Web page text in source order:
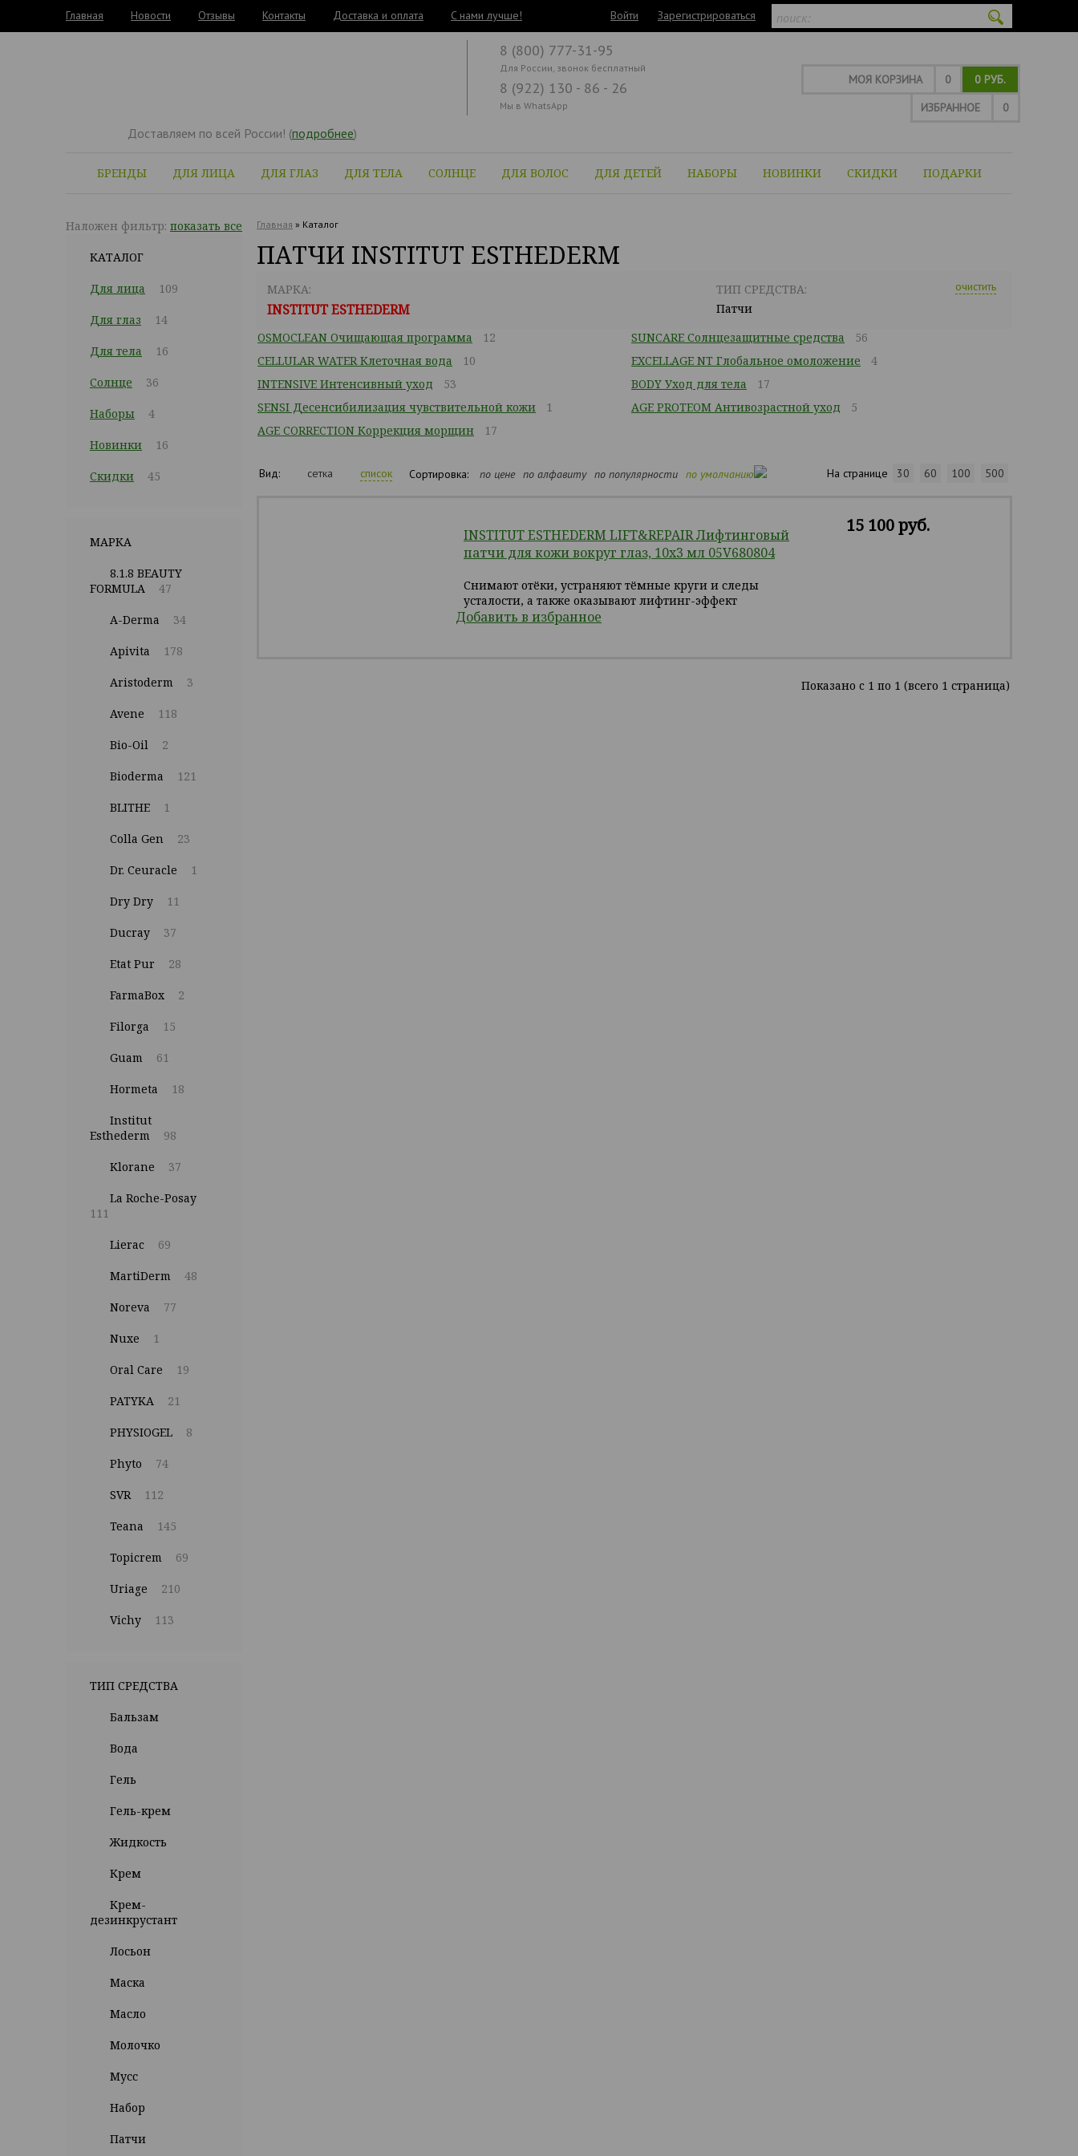
Главная Новости Отзывы Контакты Доставка и оплата C нами лучше! Войти Зарегистрироваться
Доставляем по всей России! (подробнее)
МОЯ КОРЗИНА 0
0 РУБ.
ИЗБРАННОЕ
0
БРЕНДЫ ДЛЯ ЛИЦА ДЛЯ ГЛАЗ ДЛЯ ТЕЛА СОЛНЦЕ ДЛЯ ВОЛОС ДЛЯ ДЕТЕЙ НАБОРЫ НОВИНКИ СКИДКИ ПОДАРКИ
8 (800) 777-31-95
Для России, звонок бесплатный
8 (922) 130 - 86 - 26
Мы в WhatsApp
Наложен фильтр: показать все
КАТАЛОГ
Для лица 109
Для глаз 14
Для тела 16
Солнце 36
Наборы 4
Новинки 16
Скидки 45
МАРКА
8.1.8 BEAUTY
FORMULA
47
A-Derma 34
Apivita 178
Aristoderm 3
Avene 118
Bio-Oil 2
Bioderma 121
BLITHE 1
Colla Gen 23
Dr. Ceuracle 1
Dry Dry 11
Ducray 37
Etat Pur 28
FarmaBox 2
Filorga 15
Guam 61
Hormeta 18
Institut
Esthederm
98
Klorane 37
La Roche-Posay
111
Lierac 69
MartiDerm 48
Noreva 77
Nuxe 1
Oral Care 19
PATYKA 21
PHYSIOGEL 8
Phyto 74
SVR 112
Teana 145
Topicrem 69
Uriage 210
Vichy 113
ТИП СРЕДСТВА
Бальзам
Вода
Гель
Гель-крем
Жидкость
Крем
Крем-
дезинкрустант
Лосьон
Маска
Масло
Молочко
Мусс
Набор
Патчи
Главная » Каталог
ПАТЧИ INSTITUT ESTHEDERM
МАРКА:
INSTITUT ESTHEDERM
ТИП СРЕДСТВА:
Патчи
очистить
OSMOCLEAN Очищающая программа
12
CELLULAR WATER Клеточная вода
10
INTENSIVE Интенсивный уход
53
SENSI Десенсибилизация чувствительной кожи
1
AGE CORRECTION Коррекция морщин
17
SUNCARE Солнцезащитные средства
56
EXCELLAGE NT Глобальное омоложение
4
BODY Уход для тела
17
AGE PROTEOM Антивозрастной уход
5
Вид: сетка список Сортировка: по цене по алфавиту по популярности по умолчанию На странице 30 60 100 500
INSTITUT ESTHEDERM LIFT&REPAIR Лифтинговый
патчи для кожи вокруг глаз, 10x3 мл 05V680804
Снимают отёки, устраняют тёмные круги и следы
усталости, а также оказывают лифтинг-эффект
Добавить в избранное
15 100 руб.
Показано c 1 по 1 (всего 1 страница)